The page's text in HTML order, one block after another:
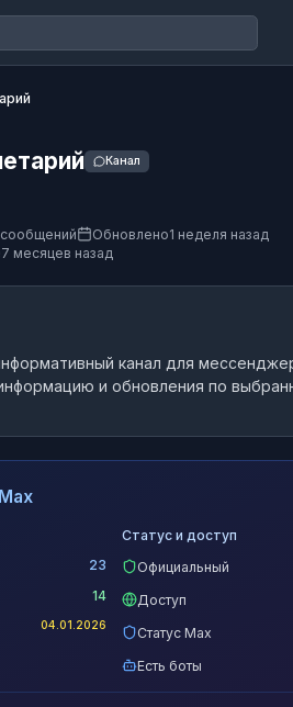
Канал
Обновлено1 неделя назад
7 месяцев назад
канал для
и обновления по
23
14
04.01.2026
Статус и доступ
Официальный
Доступ
Статус Max
Есть боты